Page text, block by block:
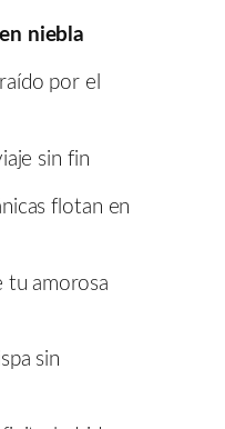
niebla
por el
sin fin
flotan en
tu amorosa
sin